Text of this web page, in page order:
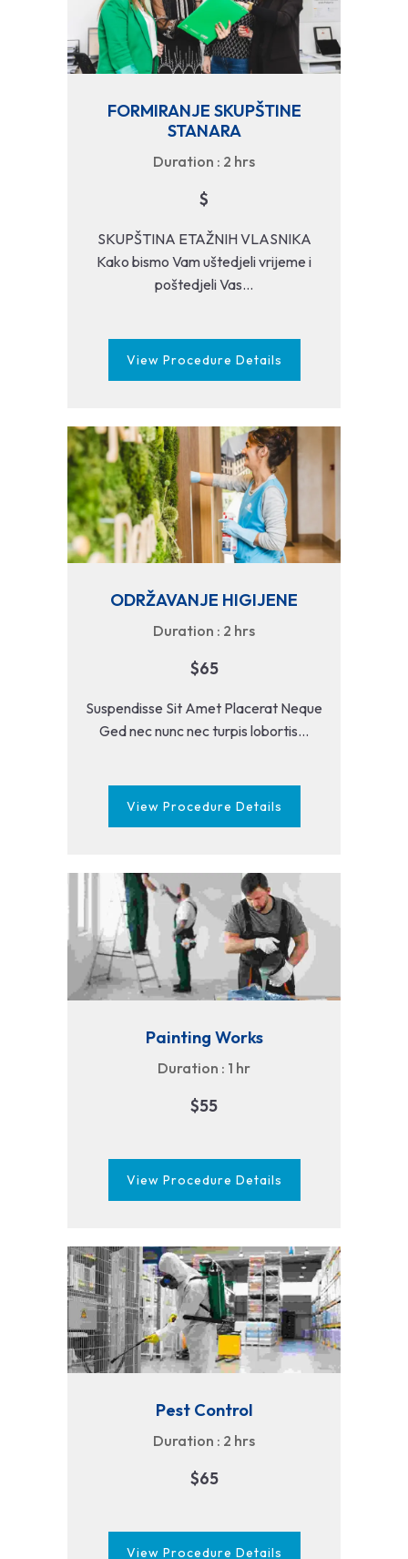
FORMIRANJE SKUPŠTINE
STANARA
Duration : 2 hrs
$
SKUPŠTINA ETAŽNIH VLASNIKA
Kako bismo Vam uštedjeli vrijeme i
poštedjeli Vas...
View Procedure Details
ODRŽAVANJE HIGIJENE
Duration : 2 hrs
$65
Suspendisse Sit Amet Placerat Neque
Ged nec nunc nec turpis lobortis...
View Procedure Details
Painting Works
Duration : 1 hr
$55
View Procedure Details
Pest Control
Duration : 2 hrs
$65
View Procedure Details